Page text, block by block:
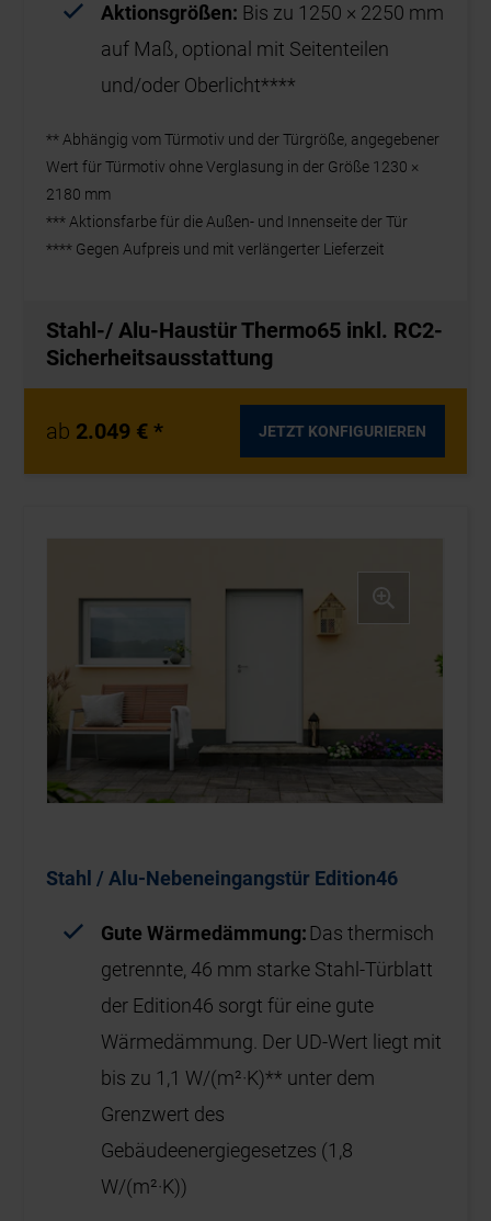
Aktionsgrößen: Bis zu 1250 × 2250 mm
auf Maß, optional mit Seitenteilen
und/oder Oberlicht****
** Abhängig vom Türmotiv und der Türgröße, angegebener
Wert für Türmotiv ohne Verglasung in der Größe 1230 ×
2180 mm
*** Aktionsfarbe für die Außen- und Innenseite der Tür
**** Gegen Aufpreis und mit verlängerter Lieferzeit
Stahl-/ Alu-Haustür Thermo65 inkl. RC2-
Sicherheitsausstattung
ab 2.049 € * JETZT KONFIGURIEREN
Stahl / Alu-Nebeneingangstür Edition46
Gute Wärmedämmung:Das thermisch
getrennte, 46 mm starke Stahl-Türblatt
der Edition46 sorgt für eine gute
Wärmedämmung. Der UD-Wert liegt mit
bis zu 1,1 W/(m²·K)** unter dem
Grenzwert des
Gebäudeenergiegesetzes (1,8
W/(m²·K))